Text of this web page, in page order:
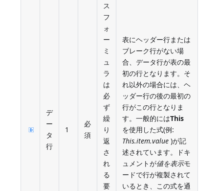
デ
ー
タ
行
1
必
須
ス
フ
ォ
ー
ミ
ュ
ラ
は
必
ず
繰
り
返
さ
れ
る
要
表にヘッダー行または
ブレーク行がない場
合、データ行が表の最
初の行となります。そ
れ以外の場合には、ヘ
ッダー行の後の最初の
行がこの行となりま
す。一般的にはThis
を使用した式(例:
This.item.value )が記
述されています。ドキ
ュメントが値を表示モ
ードで行が複製されて
いるとき、この式を通